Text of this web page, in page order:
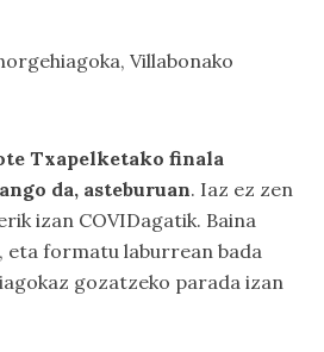
Villabonako
Txapelketako finala
da, asteburuan. Iaz ez zen
izan COVIDagatik. Baina
eta formatu laburrean bada
gozatzeko parada izan